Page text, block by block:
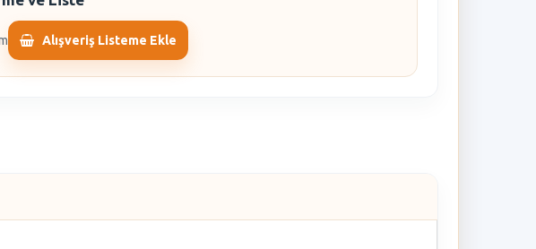
Alışveriş Listeme Ekle